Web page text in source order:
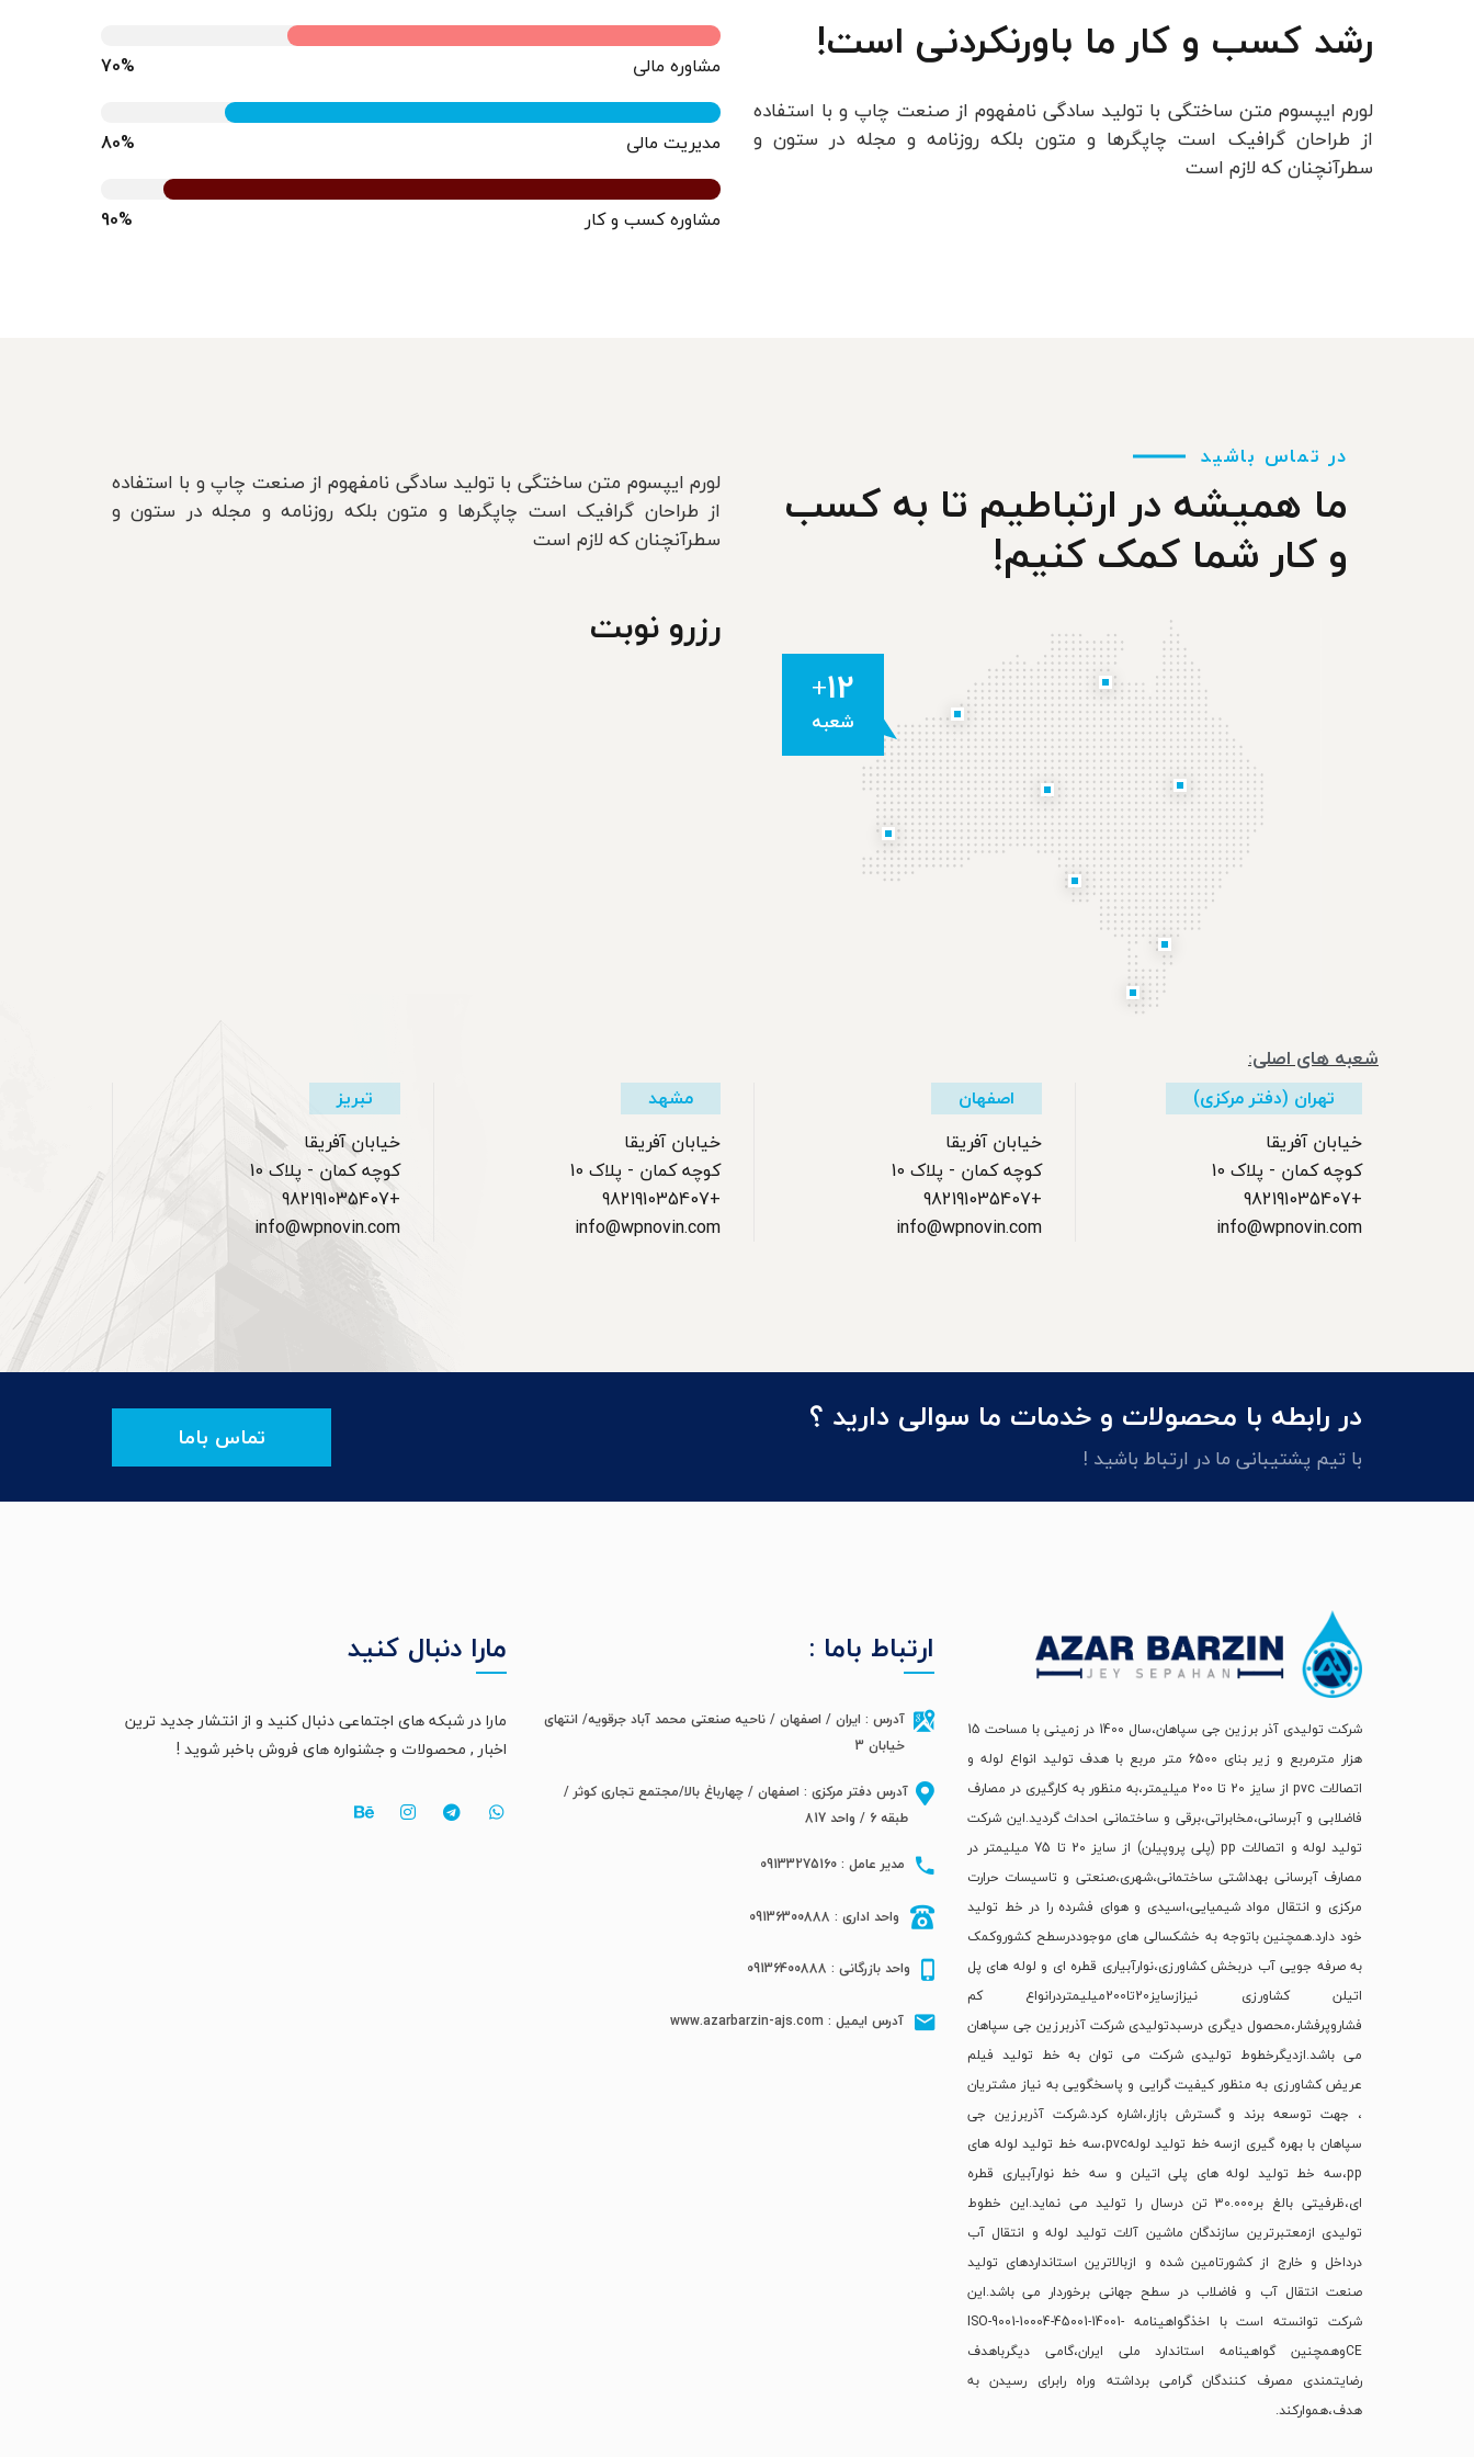
رشد کسب و کار ما باورنکردنی است!
لورم ایپسوم متن ساختگی با تولید سادگی نامفهوم از صنعت چاپ و با استفاده
از طراحان گرافیک است چاپگرها و متون بلکه روزنامه و مجله در ستون و
سطرآنچنان که لازم است
مشاوره مالی 70%
مدیریت مالی 80%
مشاوره کسب و کار 90%
در تماس باشید
ما همیشه در ارتباطیم تا به کسب
و کار شما کمک کنیم!
لورم ایپسوم متن ساختگی با تولید سادگی نامفهوم از صنعت چاپ و با استفاده
از طراحان گرافیک است چاپگرها و متون بلکه روزنامه و مجله در ستون و
سطرآنچنان که لازم است
12
+
شعبه
رزرو نوبت
شعبه های اصلی:
تهران (دفتر مرکزی)
خیابان آفریقا
کوچه کمان - پلاک 10
+982191035407
info@wpnovin.com
اصفهان
خیابان آفریقا
کوچه کمان - پلاک 10
+982191035407
info@wpnovin.com
مشهد
خیابان آفریقا
کوچه کمان - پلاک 10
+982191035407
info@wpnovin.com
تبریز
خیابان آفریقا
کوچه کمان - پلاک 10
+982191035407
info@wpnovin.com
در رابطه با محصولات و خدمات ما سوالی دارید ؟
با تیم پشتیبانی ما در ارتباط باشید !
تماس باما
شرکت تولیدی آذر برزین جی سپاهان،سال 1400 در زمینی با مساحت 15
هزار مترمربع و زیر بنای 6500 متر مربع با هدف تولید انواع لوله و
اتصالات pvc از سایز 20 تا 200 میلیمتر،به منظور به کارگیری در مصارف
فاضلابی و آبرسانی،مخابراتی،برقی و ساختمانی احداث گردید.این شرکت
تولید لوله و اتصالات pp (پلی پروپیلن) از سایز 20 تا 75 میلیمتر در
مصارف آبرسانی بهداشتی ساختمانی،شهری،صنعتی و تاسیسات حرارت
مرکزی و انتقال مواد شیمیایی،اسیدی و هوای فشرده را در خط تولید
خود دارد.همچنین باتوجه به خشکسالی های موجوددرسطح کشوروکمک
به صرفه جویی آب دربخش کشاورزی،نوارآبیاری قطره ای و لوله های پل
اتیلن کشاورزی نیزازسایز20تا200میلیمتردرانواع کم
فشاروپرفشار،محصول دیگری درسبدتولیدی شرکت آذربرزین جی سپاهان
می باشد.ازدیگرخطوط تولیدی شرکت می توان به خط تولید فیلم
عریض کشاورزی به منظور کیفیت گرایی و پاسخگویی به نیاز مشتریان
، جهت توسعه برند و گسترش بازار،اشاره کرد.شرکت آذربرزین جی
سپاهان با بهره گیری ازسه خط تولید لولهpvc،سه خط تولید لوله های
pp،سه خط تولید لوله های پلی اتیلن و سه خط نوارآبیاری قطره
ای،ظرفیتی بالغ بر30.000 تن درسال را تولید می نماید.این خطوط
تولیدی ازمعتبرترین سازندگان ماشین آلات تولید لوله و انتقال آب
درداخل و خارج از کشورتامین شده و ازبالاترین استانداردهای تولید
صنعت انتقال آب و فاضلاب در سطح جهانی برخوردار می باشد.این
شرکت توانسته است با اخذگواهینامه ISO-9001-10004-45001-14001-
CEوهمچنین گواهینامه استاندارد ملی ایران،گامی دیگرباهدف
رضایتمندی مصرف کنندگان گرامی برداشته وراه رابرای رسیدن به
هدف،هموارکند.
ارتباط باما :
آدرس : ایران / اصفهان / ناحیه صنعتی محمد آباد جرقویه/ انتهای
خیابان 3
آدرس دفتر مرکزی : اصفهان / چهارباغ بالا/مجتمع تجاری کوثر /
طبقه 6 / واحد 817
مدیر عامل : 09133275160
واحد اداری : 09136300888
واحد بازرگانی : 09136400888
آدرس ایمیل : www.azarbarzin-ajs.com
مارا دنبال کنید
مارا در شبکه های اجتماعی دنبال کنید و از انتشار جدید ترین
اخبار , محصولات و جشنواره های فروش باخبر شوید !